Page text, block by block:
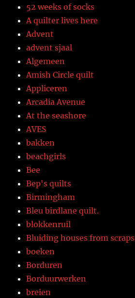
52 weeks of socks
A quilter lives here
Advent
advent sjaal
Algemeen
Amish Circle quilt
Appliceren
Arcadia Avenue
At the seashore
AVES
bakken
beachgirls
Bee
Bep's quilts
Birmingham
Bleu birdlane quilt.
blokkenruil
Bluiding houses from scraps
boeken
Borduren
Borduurwerken
breien